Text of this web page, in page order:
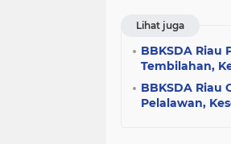
Lihat juga
BBKSDA Riau
Tembilahan,
BBKSDA Riau
Pelalawan,